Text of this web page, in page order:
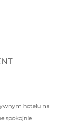
hotelu na
spokojnie